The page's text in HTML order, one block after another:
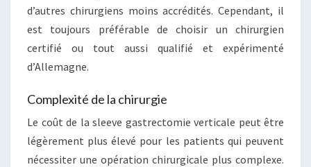
d’autres chirurgiens moins accrédités. Cependant, il
est toujours préférable de choisir un chirurgien
certifié ou tout aussi qualifié et expérimenté
d’Allemagne.
Complexité de la chirurgie
Le coût de la sleeve gastrectomie verticale peut être
légèrement plus élevé pour les patients qui peuvent
nécessiter une opération chirurgicale plus complexe.